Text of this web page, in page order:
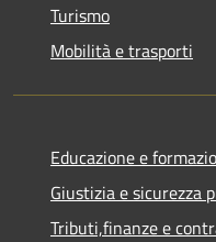
Turismo
Mobilità e trasporti
Educazione e
Giustizia e sicurezza
Tributi,finanze e